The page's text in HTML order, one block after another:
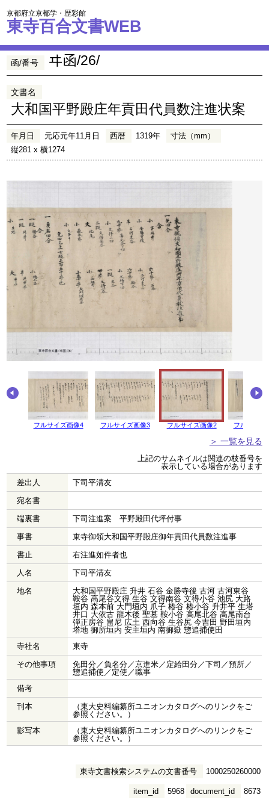
京都府立京都学・歴彩館
東寺百合文書WEB
函/番号 ヰ函/26/
文書名
大和国平野殿庄年貢田代員数注進状案
年月日 元応元年11月日 西暦 1319年
寸法（mm）
縦281 x 横1274
フルサイズ画像4 フルサイズ画像3 フルサイズ画像2 フルサイズ
＞ 一覧を見る
上記のサムネイルは関連の枝番号を
表示している場合があります
差出人
下司平清友
宛名書
端裏書
下司注進案 平野殿田代坪付事
事書
東寺御領大和国平野殿庄御年貢田代員数注進事
書止
右注進如件者也
人名
下司平清友
地名
大和国平野殿庄 升井 石谷 金勝寺後 古河 古河東谷
鞍谷 高尾谷文得 生谷 文得南谷 文得小谷 池尻 大路
垣内 森本前 大門垣内 爪子 椿谷 椿小谷 升井平 生塔
井口 大依古 龍木後 聖墓 鞍小谷 高尾北谷 高尾南台
弾正房谷 畠尼 広土 西向谷 生谷尻 今吉田 野田垣内
塔地 御所垣内 安主垣内 南御嶽 惣追捕使田
寺社名
東寺
その他事項
免田分／負名分／京進米／定給田分／下司／預所／
惣追捕使／定使／職事
備考
刊本
（東大史料編纂所ユニオンカタログへのリンクをご
参照ください。）
影写本
（東大史料編纂所ユニオンカタログへのリンクをご
参照ください。）
東寺文書検索システムの文書番号 1000250260000
document_id 8673
item_id 5968